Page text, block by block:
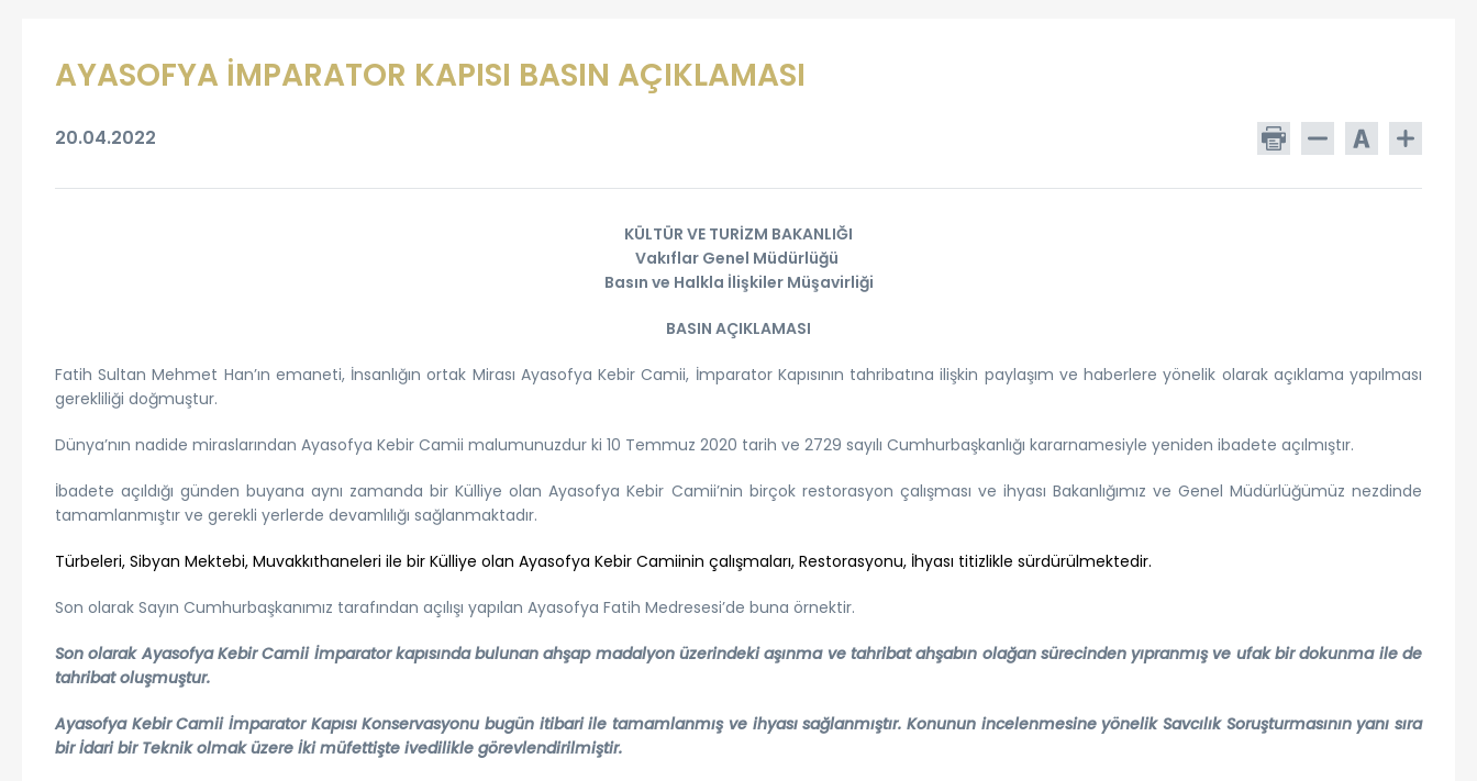
AYASOFYA İMPARATOR KAPISI BASIN AÇIKLAMASI
20.04.2022
KÜLTÜR VE TURİZM BAKANLIĞI
Vakıflar Genel Müdürlüğü
Basın ve Halkla İlişkiler Müşavirliği
BASIN AÇIKLAMASI
Fatih Sultan Mehmet Han’ın emaneti, İnsanlığın ortak Mirası Ayasofya Kebir Camii, İmparator Kapısının tahribatına ilişkin paylaşım ve haberlere yönelik olarak açıklama yapılması
gerekliliği doğmuştur.
Dünya’nın nadide miraslarından Ayasofya Kebir Camii malumunuzdur ki 10 Temmuz 2020 tarih ve 2729 sayılı Cumhurbaşkanlığı kararnamesiyle yeniden ibadete açılmıştır.
İbadete açıldığı günden buyana aynı zamanda bir Külliye olan Ayasofya Kebir Camii’nin birçok restorasyon çalışması ve ihyası Bakanlığımız ve Genel Müdürlüğümüz nezdinde
tamamlanmıştır ve gerekli yerlerde devamlılığı sağlanmaktadır.
Türbeleri, Sibyan Mektebi, Muvakkıthaneleri ile bir Külliye olan Ayasofya Kebir Camiinin çalışmaları, Restorasyonu, İhyası titizlikle sürdürülmektedir.
Son olarak Sayın Cumhurbaşkanımız tarafından açılışı yapılan Ayasofya Fatih Medresesi’de buna örnektir.
Son olarak Ayasofya Kebir Camii İmparator kapısında bulunan ahşap madalyon üzerindeki aşınma ve tahribat ahşabın olağan sürecinden yıpranmış ve ufak bir dokunma ile de
tahribat oluşmuştur.
Ayasofya Kebir Camii İmparator Kapısı Konservasyonu bugün itibari ile tamamlanmış ve ihyası sağlanmıştır. Konunun incelenmesine yönelik Savcılık Soruşturmasının yanı sıra
bir İdari bir Teknik olmak üzere İki müfettişte ivedilikle görevlendirilmiştir.